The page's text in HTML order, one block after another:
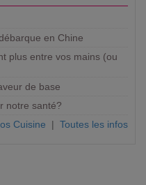
en Chine
plus entre vos mains (ou
de base
notre santé?
Cuisine | Toutes les infos